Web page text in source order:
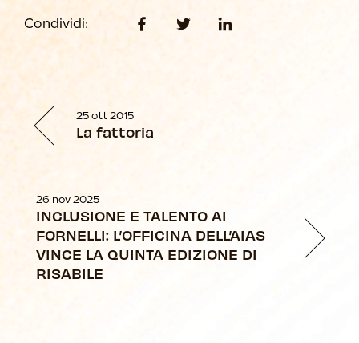
Condividi:
25 ott 2015
La fattoria
26 nov 2025
INCLUSIONE E TALENTO AI
FORNELLI: L’OFFICINA DELL’AIAS
VINCE LA QUINTA EDIZIONE DI
RISABILE